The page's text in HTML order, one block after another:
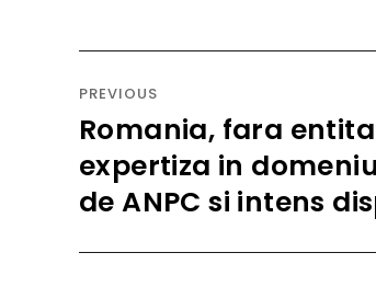
în
articole
PREVIOUS
Previous
post:
Romania, fara
expertiza in
de ANPC si intens